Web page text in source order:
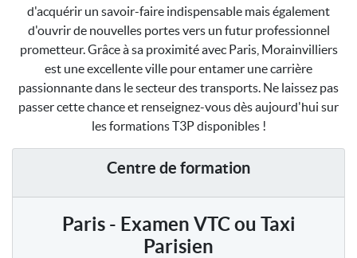
d'acquérir un savoir-faire indispensable mais également
d'ouvrir de nouvelles portes vers un futur professionnel
prometteur. Grâce à sa proximité avec Paris, Morainvilliers
est une excellente ville pour entamer une carrière
passionnante dans le secteur des transports. Ne laissez pas
passer cette chance et renseignez-vous dès aujourd'hui sur
les formations T3P disponibles !
Centre de formation
Paris - Examen VTC ou Taxi
Parisien